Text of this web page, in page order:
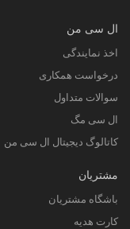
ال سی من
اخذ نمایندگی
درخواست همکاری
سوالات متداول
ال سی مگ
کاتالوگ دیجیتال ال سی من
مشتریان
باشگاه مشتریان
کارت هدیه